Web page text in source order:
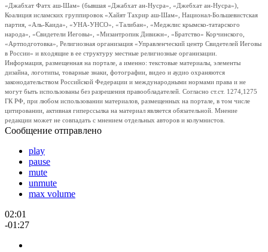
«Джабхат Фатх аш-Шам» (бывшая «Джабхат ан-Нусра», «Джебхат ан-Нусра»),
Коалиция исламских группировок «Хайят Тахрир аш-Шам», Национал-Большевистская
партия, «Аль-Каида», «УНА-УНСО», «Талибан», «Меджлис крымско-татарского
народа», «Свидетели Иеговы», «Мизантропик Дивижн», «Братство» Корчинского,
«Артподготовка», Религиозная организация «Управленческий центр Свидетелей Иеговы
в России» и входящие в ее структуру местные религиозные организации.
Информация, размещенная на портале, а именно: текстовые материалы, элементы
дизайна, логотипы, товарные знаки, фотографии, видео и аудио охраняются
законодательством Российской Федерации и международными нормами права и не
могут быть использованы без разрешения правообладателей. Согласно ст.ст. 1274,1275
ГК РФ, при любом использовании материалов, размещенных на портале, в том числе
цитировании, активная гиперссылка на материал является обязательной. Мнение
редакции может не совпадать с мнением отдельных авторов и колумнистов.
Сообщение отправлено
play
pause
mute
unmute
max volume
02:01
-01:27